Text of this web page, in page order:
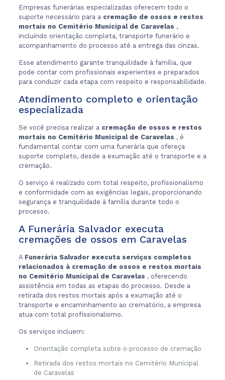
Empresas funerárias especializadas oferecem todo o
suporte necessário para a cremação de ossos e restos
mortais no Cemitério Municipal de Caravelas ,
incluindo orientação completa, transporte funerário e
acompanhamento do processo até a entrega das cinzas.
Esse atendimento garante tranquilidade à família, que
pode contar com profissionais experientes e preparados
para conduzir cada etapa com respeito e responsabilidade.
Atendimento completo e orientação
especializada
Se você precisa realizar a cremação de ossos e restos
mortais no Cemitério Municipal de Caravelas , é
fundamental contar com uma funerária que ofereça
suporte completo, desde a exumação até o transporte e a
cremação.
O serviço é realizado com total respeito, profissionalismo
e conformidade com as exigências legais, proporcionando
segurança e tranquilidade à família durante todo o
processo.
A Funerária Salvador executa
cremações de ossos em Caravelas
A Funerária Salvador executa serviços completos
relacionados à cremação de ossos e restos mortais
no Cemitério Municipal de Caravelas , oferecendo
assistência em todas as etapas do processo. Desde a
retirada dos restos mortais após a exumação até o
transporte e encaminhamento ao crematório, a empresa
atua com total profissionalismo.
Os serviços incluem:
Orientação completa sobre o processo de cremação
Retirada dos restos mortais no Cemitério Municipal
de Caravelas